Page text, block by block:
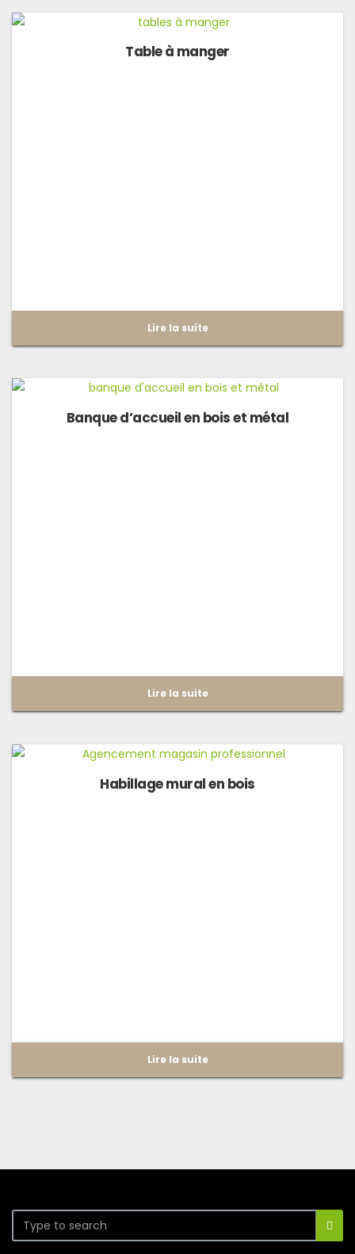
Table à manger
Lire la suite
Banque d’accueil en bois et métal
Lire la suite
Habillage mural en bois
Lire la suite